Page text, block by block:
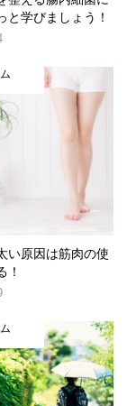
と学びましょう！
い原因は筋肉の使
！